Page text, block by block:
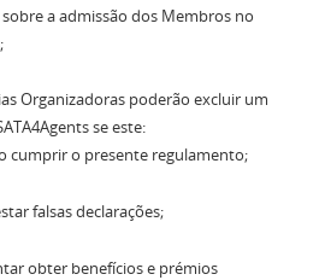
a admissão dos Membros no
Organizadoras poderão excluir um
se este:
cumprir o presente regulamento;
falsas declarações;
obter benefícios e prémios